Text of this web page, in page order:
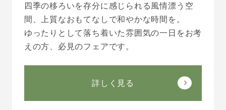
四季の移ろいを存分に感じられる風情漂う空
間、上質なおもてなしで和やかな時間を。
ゆったりとして落ち着いた雰囲気の一日をお考
えの方、必見のフェアです。
詳しく見る